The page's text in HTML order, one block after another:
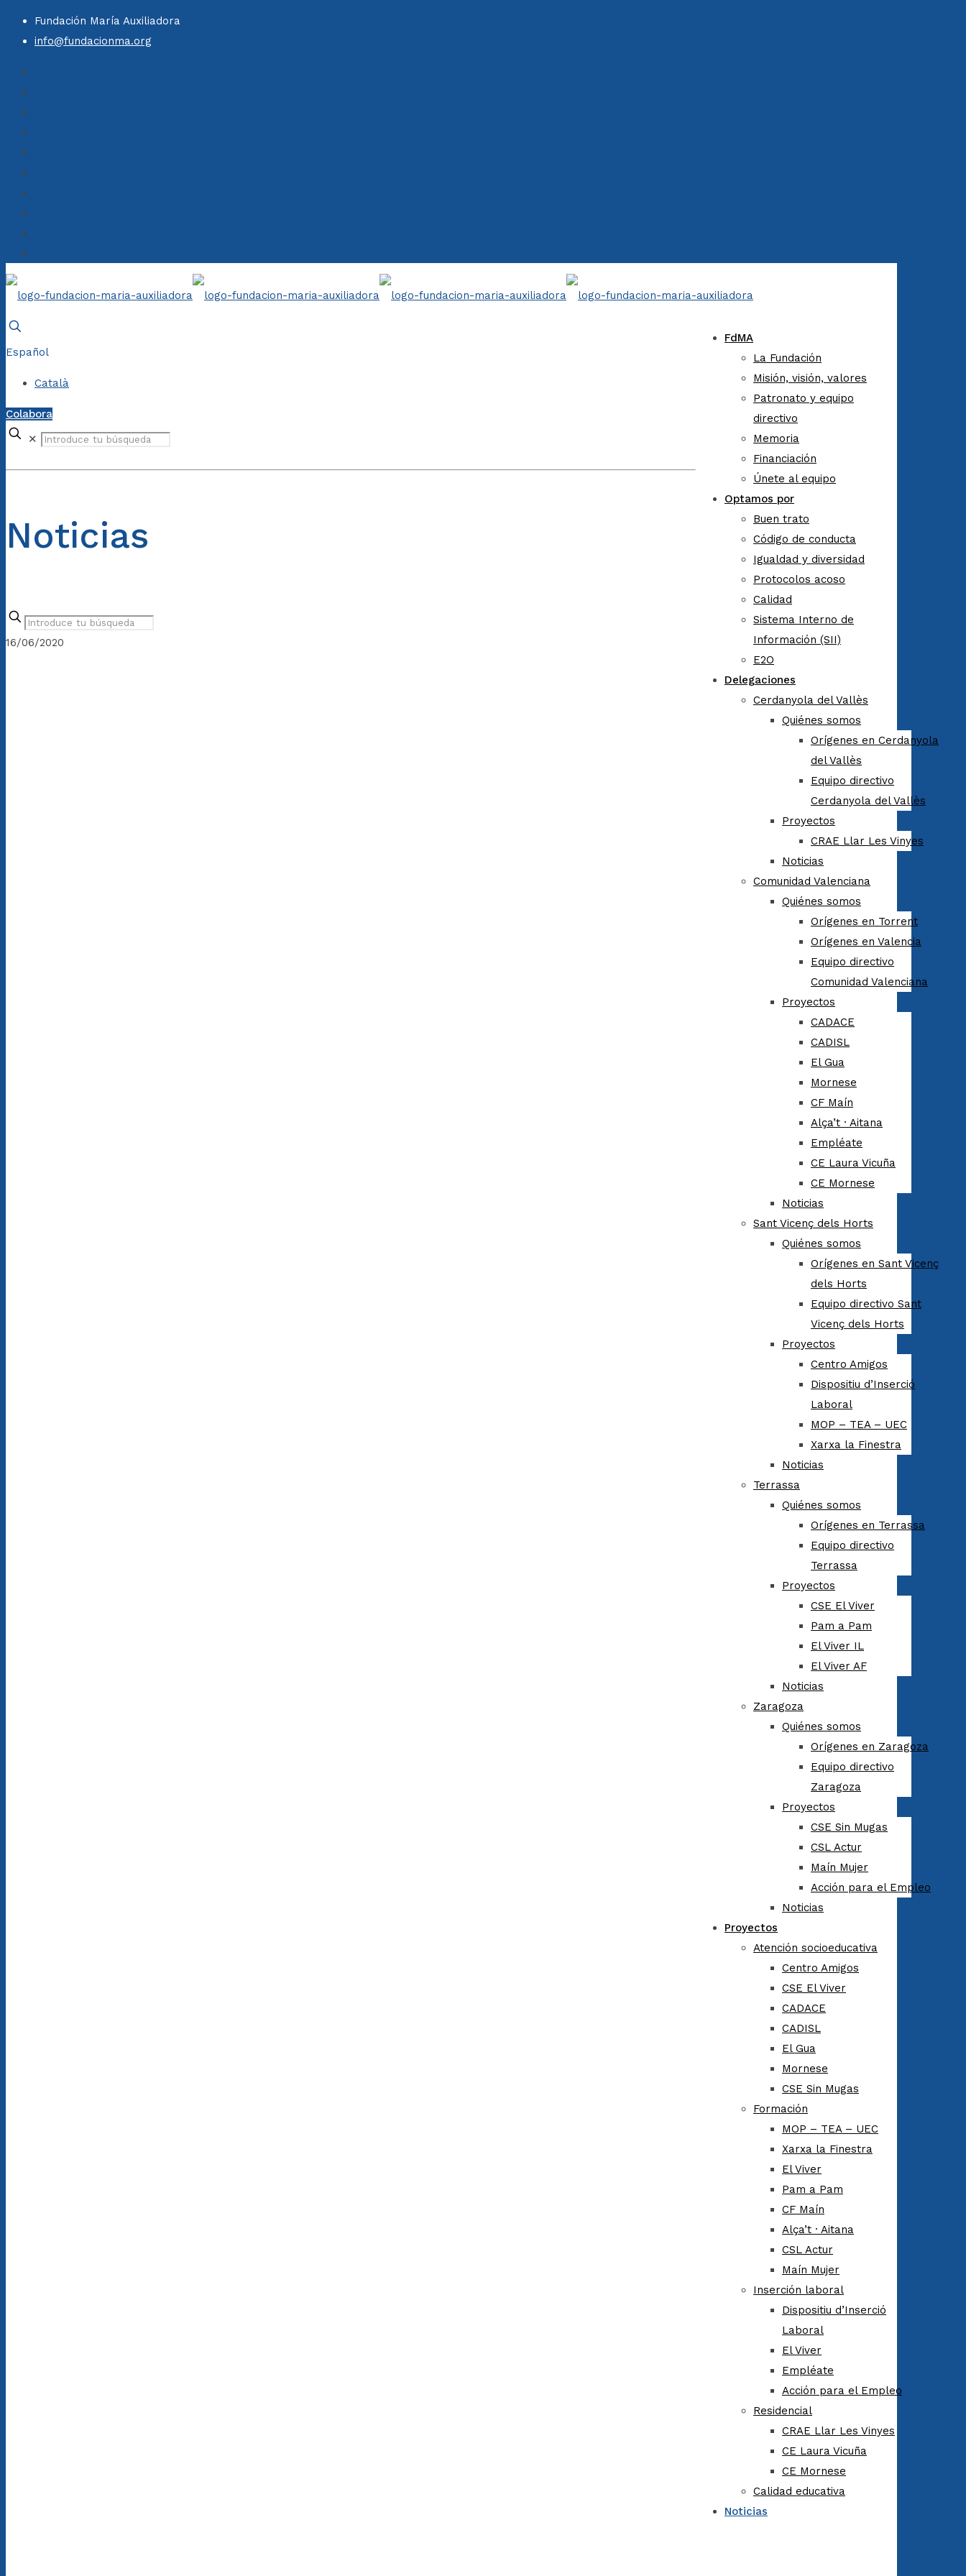
Fundación María Auxiliadora
info@fundacionma.org
FdMA
La Fundación
Misión, visión, valores
Patronato y equipo
directivo
Memoria
Financiación
Únete al equipo
Optamos por
Buen trato
Código de conducta
Igualdad y diversidad
Protocolos acoso
Calidad
Sistema Interno de
Información (SII)
E2O
Delegaciones
Cerdanyola del Vallès
Quiénes somos
Orígenes en Cerdanyola
del Vallès
Equipo directivo
Cerdanyola del Vallès
Proyectos
CRAE Llar Les Vinyes
Noticias
Comunidad Valenciana
Quiénes somos
Orígenes en Torrent
Orígenes en Valencia
Equipo directivo
Comunidad Valenciana
Proyectos
CADACE
CADISL
El Gua
Mornese
CF Maín
Alça’t · Aitana
Empléate
CE Laura Vicuña
CE Mornese
Noticias
Sant Vicenç dels Horts
Quiénes somos
Orígenes en Sant Vicenç
dels Horts
Equipo directivo Sant
Vicenç dels Horts
Proyectos
Centro Amigos
Dispositiu d’Inserció
Laboral
MOP – TEA – UEC
Xarxa la Finestra
Noticias
Terrassa
Quiénes somos
Orígenes en Terrassa
Equipo directivo
Terrassa
Proyectos
CSE El Viver
Pam a Pam
El Viver IL
El Viver AF
Noticias
Zaragoza
Quiénes somos
Orígenes en Zaragoza
Equipo directivo
Zaragoza
Proyectos
CSE Sin Mugas
CSL Actur
Maín Mujer
Acción para el Empleo
Noticias
Proyectos
Atención socioeducativa
Centro Amigos
CSE El Viver
CADACE
CADISL
El Gua
Mornese
CSE Sin Mugas
Formación
MOP – TEA – UEC
Xarxa la Finestra
El Viver
Pam a Pam
CF Maín
Alça’t · Aitana
CSL Actur
Maín Mujer
Inserción laboral
Dispositiu d’Inserció
Laboral
El Viver
Empléate
Acción para el Empleo
Residencial
CRAE Llar Les Vinyes
CE Laura Vicuña
CE Mornese
Calidad educativa
Noticias
Español
Català
Colabora
✕
Noticias
16/06/2020